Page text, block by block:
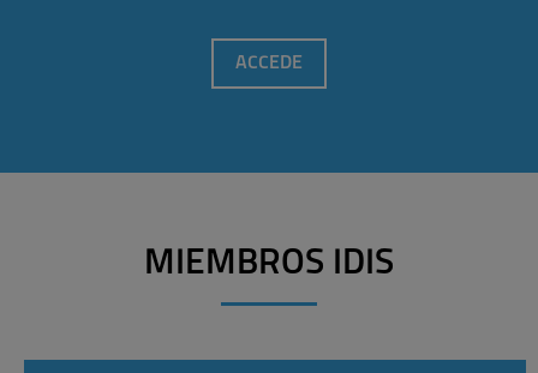
ACCEDE
MIEMBROS IDIS